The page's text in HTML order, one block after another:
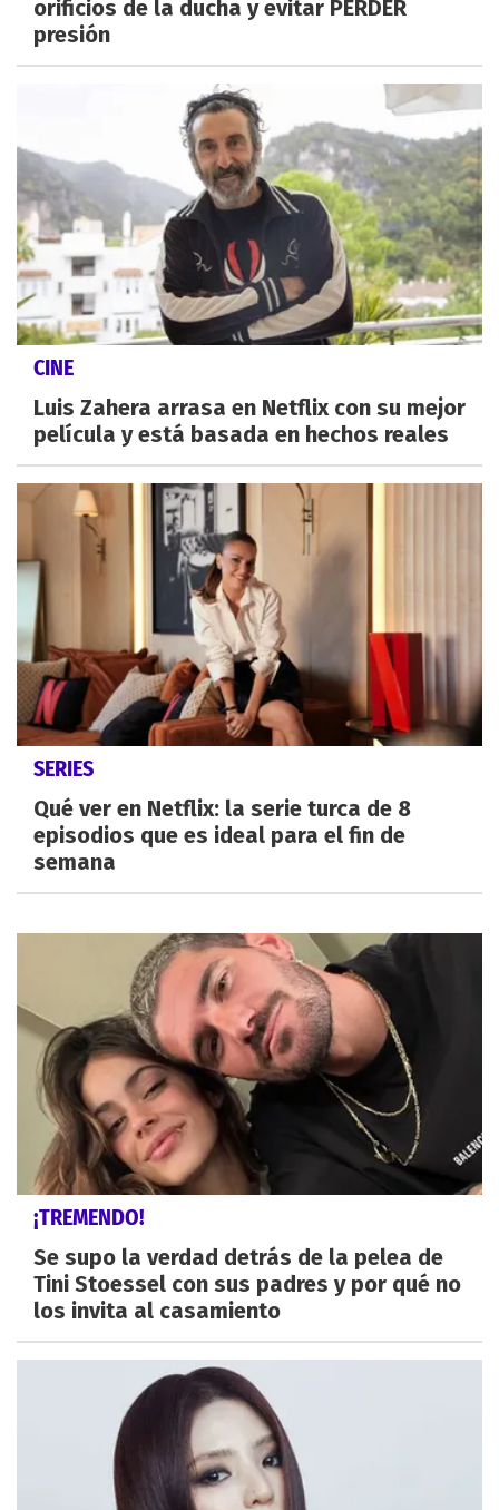
orificios de la ducha y evitar PERDER
presión
CINE
Luis Zahera arrasa en Netflix con su mejor
película y está basada en hechos reales
SERIES
Qué ver en Netflix: la serie turca de 8
episodios que es ideal para el fin de
semana
¡TREMENDO!
Se supo la verdad detrás de la pelea de
Tini Stoessel con sus padres y por qué no
los invita al casamiento